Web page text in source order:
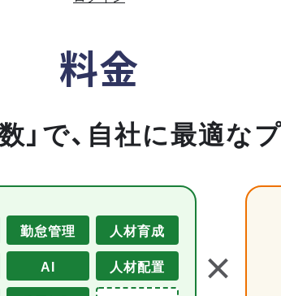
料金
」で、自社に最適な
勤怠管理
人材育成
AI
人材配置
＋